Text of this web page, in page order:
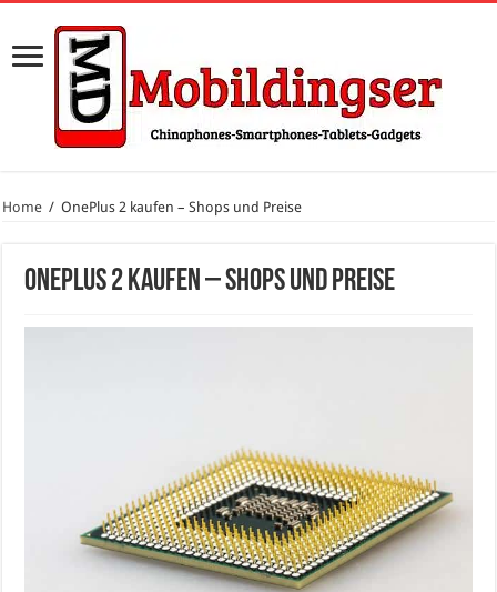
Home / OnePlus 2 kaufen – Shops und Preise
OnePlus 2 kaufen – Shops und Preise